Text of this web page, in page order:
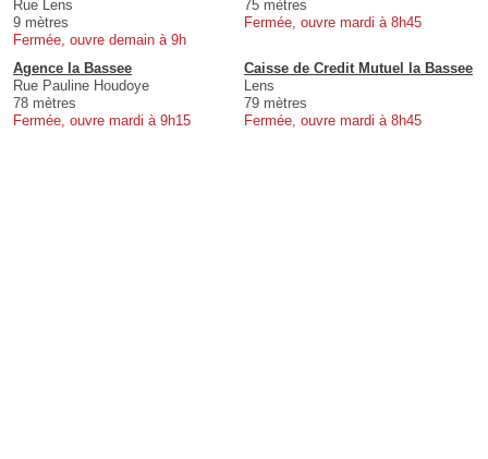
Rue Lens
9 mètres
Fermée, ouvre demain à 9h
75 mètres
Fermée, ouvre mardi à 8h45
Agence la Bassee
Rue Pauline Houdoye
78 mètres
Fermée, ouvre mardi à 9h15
Caisse de Credit Mutuel la Bassee
Lens
79 mètres
Fermée, ouvre mardi à 8h45